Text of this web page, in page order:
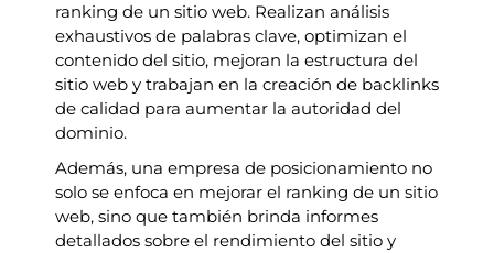
ranking de un sitio web. Realizan análisis
exhaustivos de palabras clave, optimizan el
contenido del sitio, mejoran la estructura del
sitio web y trabajan en la creación de backlinks
de calidad para aumentar la autoridad del
dominio.
Además, una empresa de posicionamiento no
solo se enfoca en mejorar el ranking de un sitio
web, sino que también brinda informes
detallados sobre el rendimiento del sitio y